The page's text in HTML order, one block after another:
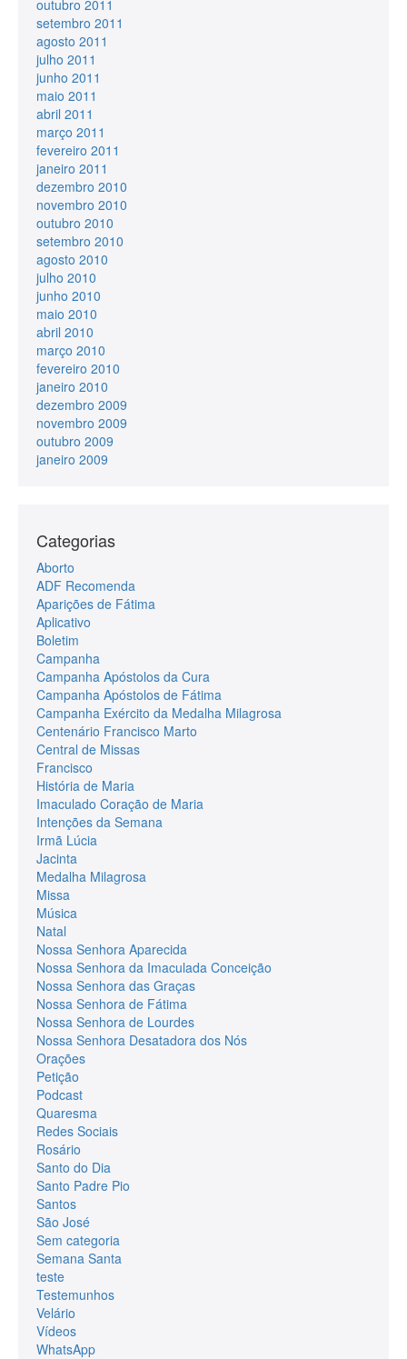
outubro 2011
setembro 2011
agosto 2011
julho 2011
junho 2011
maio 2011
abril 2011
março 2011
fevereiro 2011
janeiro 2011
dezembro 2010
novembro 2010
outubro 2010
setembro 2010
agosto 2010
julho 2010
junho 2010
maio 2010
abril 2010
março 2010
fevereiro 2010
janeiro 2010
dezembro 2009
novembro 2009
outubro 2009
janeiro 2009
Categorias
Aborto
ADF Recomenda
Aparições de Fátima
Aplicativo
Boletim
Campanha
Campanha Apóstolos da Cura
Campanha Apóstolos de Fátima
Campanha Exército da Medalha Milagrosa
Centenário Francisco Marto
Central de Missas
Francisco
História de Maria
Imaculado Coração de Maria
Intenções da Semana
Irmã Lúcia
Jacinta
Medalha Milagrosa
Missa
Música
Natal
Nossa Senhora Aparecida
Nossa Senhora da Imaculada Conceição
Nossa Senhora das Graças
Nossa Senhora de Fátima
Nossa Senhora de Lourdes
Nossa Senhora Desatadora dos Nós
Orações
Petição
Podcast
Quaresma
Redes Sociais
Rosário
Santo do Dia
Santo Padre Pio
Santos
São José
Sem categoria
Semana Santa
teste
Testemunhos
Velário
Vídeos
WhatsApp